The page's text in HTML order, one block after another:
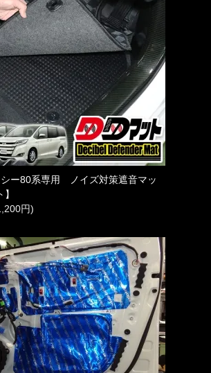
シー80系専用 ノイズ対策遮音マッ
円)